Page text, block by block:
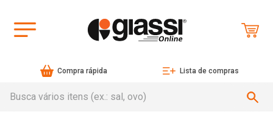
Compra rápida Lista de compras